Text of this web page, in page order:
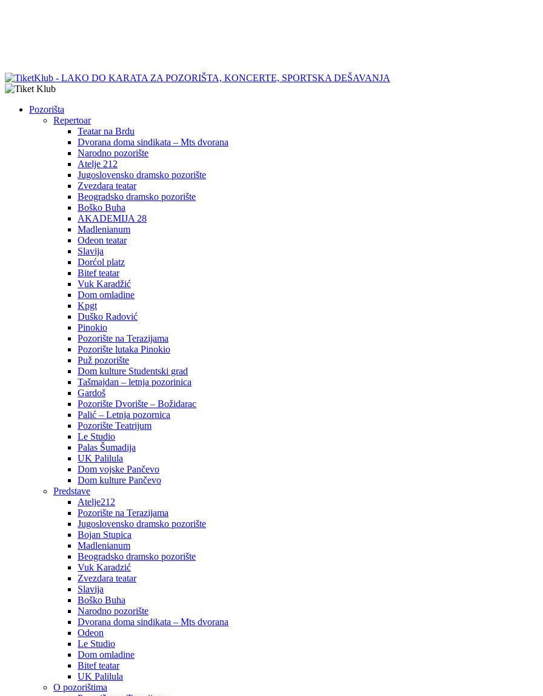
Pozorišta
Repertoar
Teatar na Brdu
Dvorana doma sindikata – Mts dvorana
Narodno pozorište
Atelje 212
Jugoslovensko dramsko pozorište
Zvezdara teatar
Beogradsko dramsko pozorište
Boško Buha
AKADEMIJA 28
Madlenianum
Odeon teatar
Slavija
Dorćol platz
Bitef teatar
Vuk Karadžić
Dom omladine
Kpgt
Duško Radović
Pinokio
Pozorište na Terazijama
Pozorište lutaka Pinokio
Puž pozorište
Dom kulture Studentski grad
Tašmajdan – letnja pozorinica
Gardoš
Pozorište Dvorište – Božidarac
Palić – Letnja pozornica
Pozorište Teatrijum
Le Studio
Palas Šumadija
UK Palilula
Dom vojske Pančevo
Dom kulture Pančevo
Predstave
Atelje212
Pozorište na Terazijama
Jugoslovensko dramsko pozorište
Bojan Stupica
Madlenianum
Beogradsko dramsko pozorište
Vuk Karadzić
Zvezdara teatar
Slavija
Boško Buha
Narodno pozorište
Dvorana doma sindikata – Mts dvorana
Odeon
Le Studio
Dom omladine
Bitef teatar
UK Palilula
O pozorištima